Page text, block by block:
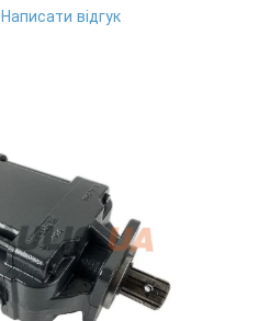
Написати відгук